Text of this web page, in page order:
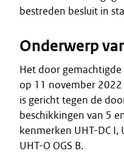
bestreden besluit in
Onderwerp
Het door
op 11 november
is gericht tegen de
beschikkingen van 5
kenmerken UHT-DC I,
UHT-O OGS B.